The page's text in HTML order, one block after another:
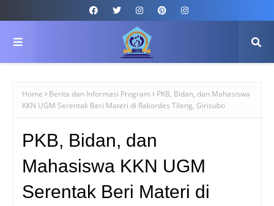
Home Berita dan Informasi Program
PKB, Bidan, dan Mahasiswa
KKN UGM Serentak Beri Materi di Rakordes Tileng, Girisubo
PKB, Bidan, dan
Mahasiswa KKN UGM
Serentak Beri Materi di